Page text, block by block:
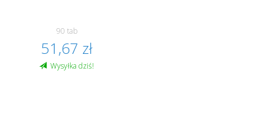
90 tab
51,67 zł
Wysyłka dziś!